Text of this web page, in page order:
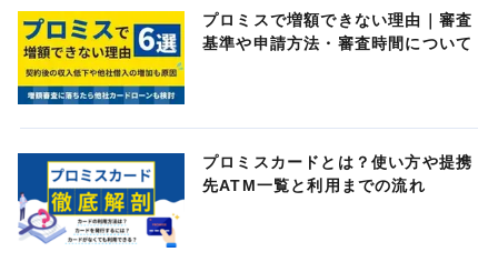
プロミスで増額できない理由｜審査
基準や申請方法・審査時間について
プロミスカードとは？使い方や提携
先ATM一覧と利用までの流れ